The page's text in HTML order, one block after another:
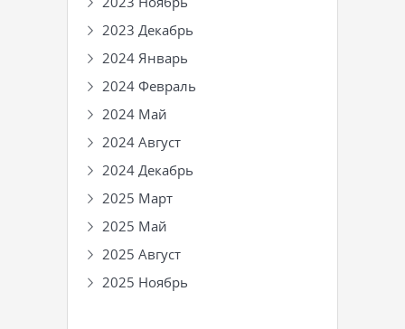
2023 Декабрь
2024 Январь
2024 Февраль
2024 Май
2024 Август
2024 Декабрь
2025 Март
2025 Май
2025 Август
2025 Ноябрь